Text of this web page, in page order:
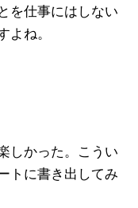
を仕事にはしない
よね。
しかった。こうい
トに書き出してみ